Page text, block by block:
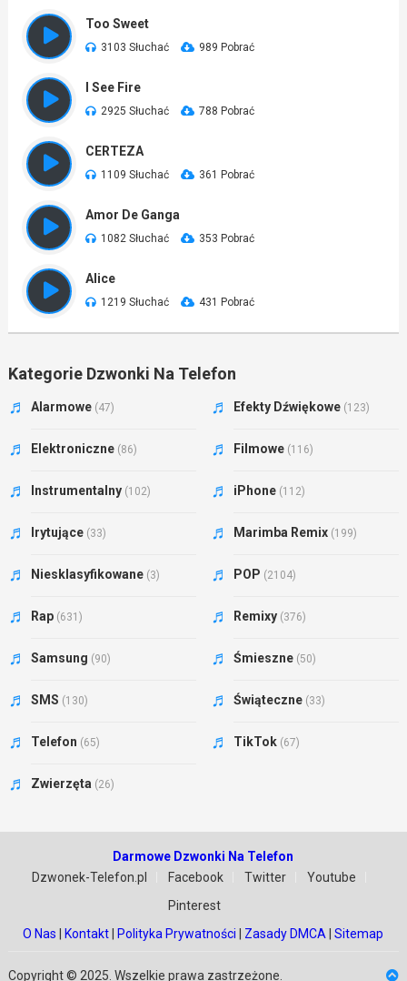
Too Sweet
3103 Słuchać 989 Pobrać
I See Fire
2925 Słuchać 788 Pobrać
CERTEZA
1109 Słuchać 361 Pobrać
Amor De Ganga
1082 Słuchać 353 Pobrać
Alice
1219 Słuchać 431 Pobrać
Kategorie Dzwonki Na Telefon
Alarmowe (47) Efekty Dźwiękowe (123)
Elektroniczne (86) Filmowe (116)
Instrumentalny (102) iPhone (112)
Irytujące (33) Marimba Remix (199)
Niesklasyfikowane (3) POP (2104)
Rap (631) Remixy (376)
Samsung (90) Śmieszne (50)
SMS (130) Świąteczne (33)
Telefon (65) TikTok (67)
Zwierzęta (26)
Darmowe Dzwonki Na Telefon
Dzwonek-Telefon.pl
Facebook Twitter
Youtube
Pinterest
O Nas
Kontakt Polityka Prywatności Zasady DMCA |Sitemap
Copyright © 2025. Wszelkie prawa zastrzeżone.